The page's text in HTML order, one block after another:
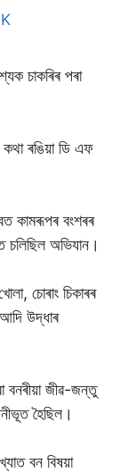
চাকৰিৰ পৰা
ৰঙিয়া ডি এফ
কামৰূপৰ বংশৰৰ
চলিছিল অভিযান।
চোৰাং চিকাৰৰ
উদ্ধাৰ
বনৰীয়া জীৱ-জন্তু
হৈছিল।
বন বিষয়া